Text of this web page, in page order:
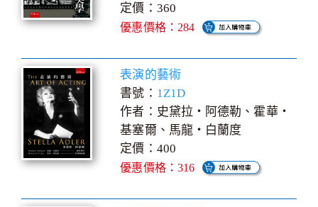
定價：360
優惠價格：284
表演的藝術
書號： 1Z1D
作者：史黛拉‧阿德勒、霍華‧
基塞爾、馬龍‧白蘭度
定價：400
優惠價格：316